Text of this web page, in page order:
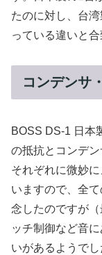
たのに対し、台
っている違いと
コンデンサ
BOSS DS-1 日本
の抵抗とコンデン
それぞれに微妙
いますので、全
念したのですが
ッチ制御など音
いがあるようで